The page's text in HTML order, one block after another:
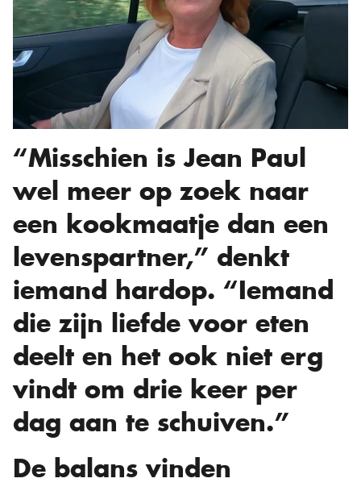
“Misschien is Jean Paul
wel meer op zoek naar
een kookmaatje dan een
levenspartner,” denkt
iemand hardop. “Iemand
die zijn liefde voor eten
deelt en het ook niet erg
vindt om drie keer per
dag aan te schuiven.”
De balans vinden